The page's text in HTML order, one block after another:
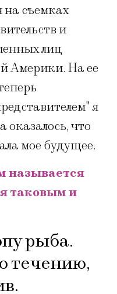
съемках
и
лиц
Америки. На ее
я
оказалось, что
мое будущее.
называется
таковым и
рыба.
течению,